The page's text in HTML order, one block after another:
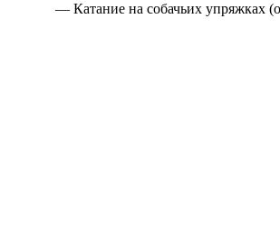
— Катание на собачьих упряжках